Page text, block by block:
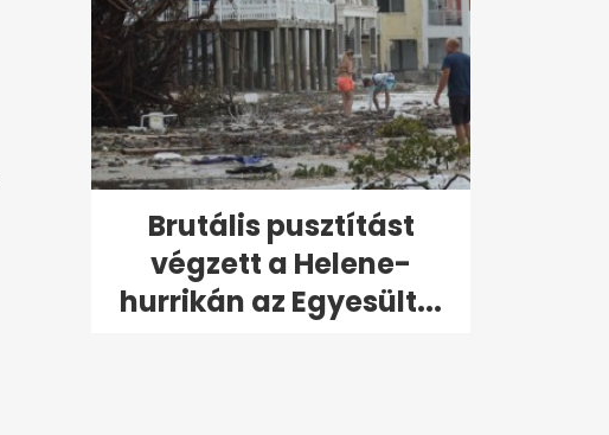
Brutális pusztítást
végzett a Helene-
hurrikán az Egyesült...